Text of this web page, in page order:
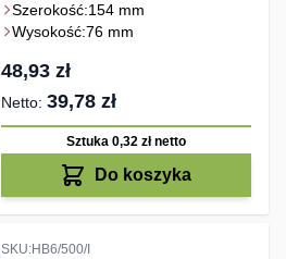
Szerokość:154 mm
Wysokość:76 mm
48,93 zł
39,78 zł
Sztuka 0,32 złnetto
Do koszyka
SKU:HB6/500/I